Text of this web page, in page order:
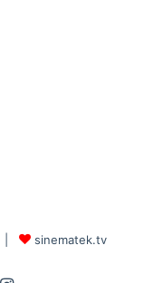
| sinematek.tv